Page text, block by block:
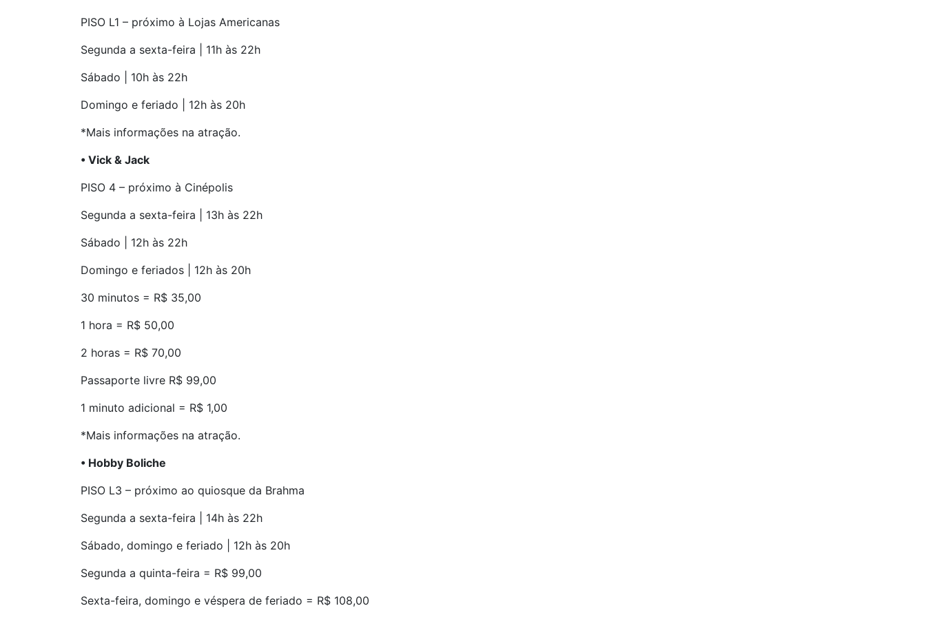
PISO L1 – próximo à Lojas Americanas
Segunda a sexta-feira | 11h às 22h
Sábado | 10h às 22h
Domingo e feriado | 12h às 20h
*Mais informações na atração.
• Vick & Jack
PISO 4 – próximo à Cinépolis
Segunda a sexta-feira | 13h às 22h
Sábado | 12h às 22h
Domingo e feriados | 12h às 20h
30 minutos = R$ 35,00
1 hora = R$ 50,00
2 horas = R$ 70,00
Passaporte livre R$ 99,00
1 minuto adicional = R$ 1,00
*Mais informações na atração.
• Hobby Boliche
PISO L3 – próximo ao quiosque da Brahma
Segunda a sexta-feira | 14h às 22h
Sábado, domingo e feriado | 12h às 20h
Segunda a quinta-feira = R$ 99,00
Sexta-feira, domingo e véspera de feriado = R$ 108,00